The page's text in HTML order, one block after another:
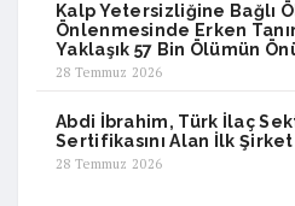
Kalp Yetersizliğine Bağlı
Önlenmesinde Erken
Yaklaşık 57 Bin Ölümün
28 Temmuz 2026
Abdi İbrahim, Türk İlaç
Sertifikasını Alan İlk
28 Temmuz 2026